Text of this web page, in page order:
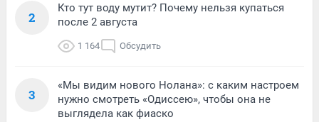
2
Кто тут воду мутит? Почему нельзя купаться
после 2 августа
1 164 Обсудить
3
«Мы видим нового Нолана»: с каким настроем
нужно смотреть «Одиссею», чтобы она не
выглядела как фиаско